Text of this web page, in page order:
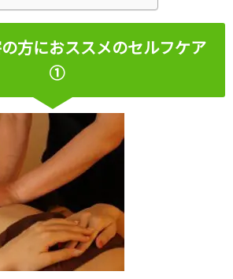
方におススメのセルフケア
①